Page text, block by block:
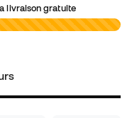
livraison gratuite